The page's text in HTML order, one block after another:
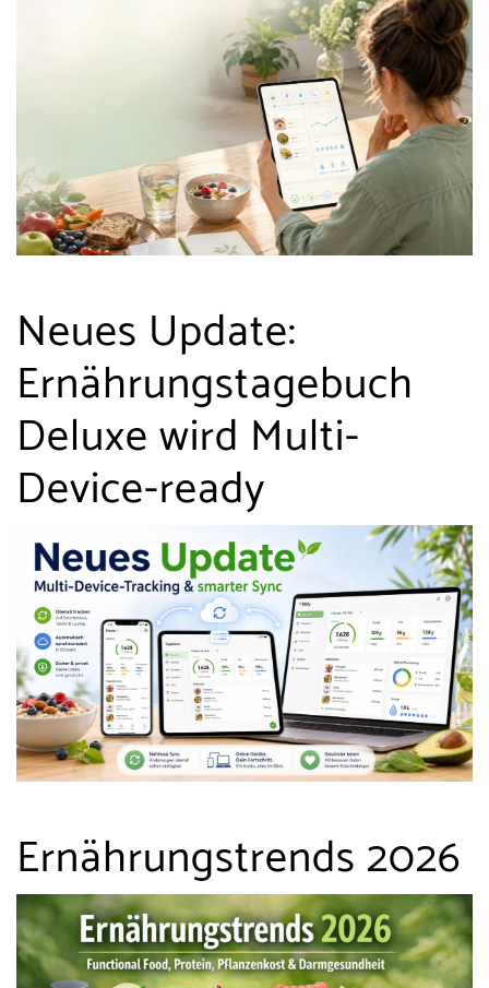
Neues Update:
Ernährungstagebuch
Deluxe wird Multi-
Device-ready
Ernährungstrends 2026